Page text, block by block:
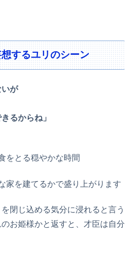
するユリのシーン
いが
るからね」
をとる穏やかな時間
家を建てるかで盛り上がります
閉じ込める気分に浸れると言う
お姫様かと返すと、才臣は自分